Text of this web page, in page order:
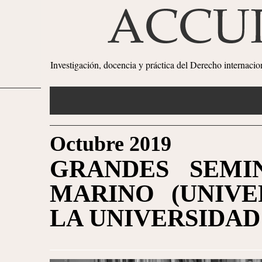
Investigación, docencia y práctica del Derecho
Octubre 2019
GRANDES
MARINO
LA